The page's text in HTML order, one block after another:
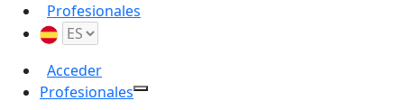
Profesionales
Acceder
Profesionales